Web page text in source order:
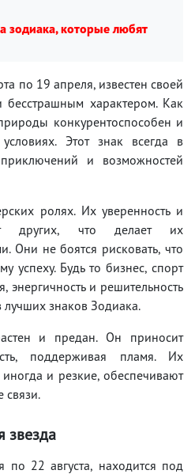
зодиака, которые любят
по 19 апреля, известен своей
бесстрашным характером. Как
конкурентоспособен и
Этот знак всегда в
и возможностей
ролях. Их уверенность и
других, что делает их
Они не боятся рисковать, что
успеху. Будь то бизнес, спорт
энергичность и решительность
знаков Зодиака.
и предан. Он приносит
поддерживая пламя. Их
иногда и резкие, обеспечивают
связи.
звезда
22 августа, находится под